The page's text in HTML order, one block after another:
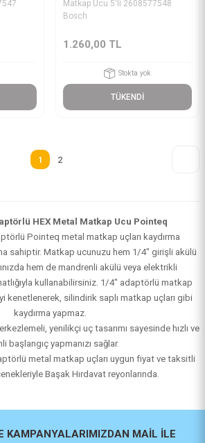
Matkap Ucu 5'li 2608577548
Bosch
1.260,00 TL
Stokta yok
TÜKENDİ
1 2
HEX Metal Matkap Ucu Pointeq
Pointeq metal matkap uçları kaydırma
sahiptir. Matkap ucunuzu hem 1/4" girişli akülü
hem de mandrenli akülü veya elektrikli
kullanabilirsiniz. 1/4" adaptörlü matkap
kenetlenerek, silindirik saplı matkap uçları gibi
kaydırma yapmaz.
yenilikçi uç tasarımı sayesinde hızlı ve
başlangıç yapmanızı sağlar.
metal matkap uçları uygun fiyat ve taksitli
Başak Hırdavat reyonlarında.
KAMPANYALARIMIZDAN MAİL İLE